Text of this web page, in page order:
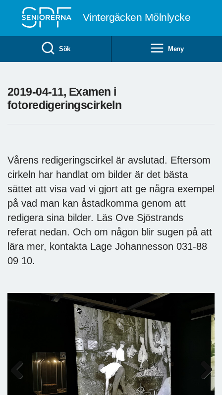
Vintergäcken Mölnlycke
Sök Meny
2019-04-11, Examen i
fotoredigeringscirkeln
Vårens redigeringscirkel är avslutad. Eftersom
cirkeln har handlat om bilder är det bästa
sättet att visa vad vi gjort att ge några exempel
på vad man kan åstadkomma genom att
redigera sina bilder. Läs Ove Sjöstrands
referat nedan. Och om någon blir sugen på att
lära mer, kontakta Lage Johannesson 031-88
09 10.